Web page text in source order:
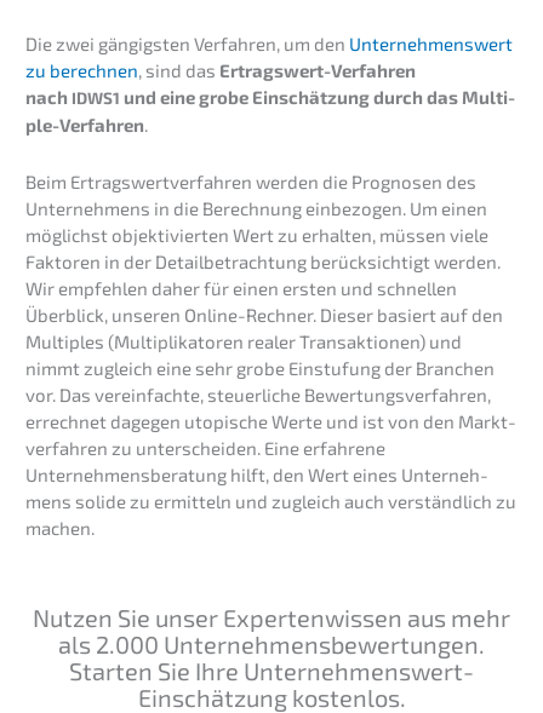
Die zwei gängigs­ten Verfah­ren, um den Unter­neh­mens­wert
zu berech­nen, sind das Ertrags­wert-Verfah­ren
nach IDWS1 und eine grobe Einschät­zung durch das Multi­
ple-Verfah­ren.
Beim Ertrags­wert­ver­fah­ren werden die Progno­sen des
Unter­neh­mens in die Berech­nung einbe­zo­gen. Um einen
möglichst objek­ti­vier­ten Wert zu erhal­ten, müssen viele
Fakto­ren in der Detail­be­trach­tung berück­sich­tigt werden.
Wir empfeh­len daher für einen ersten und schnel­len
Überblick, unseren Online-Rechner. Dieser basiert auf den
Multi­ples (Multi­pli­ka­to­ren realer Trans­ak­tio­nen) und
nimmt zugleich eine sehr grobe Einstu­fung der Branchen
vor. Das verein­fach­te, steuer­li­che Bewer­tungs­ver­fah­ren,
errech­net dagegen utopi­sche Werte und ist von den Markt­
ver­fah­ren zu unter­schei­den. Eine erfah­re­ne
Unternehmens­beratung hilft, den Wert eines Unter­neh­
mens solide zu ermit­teln und zugleich auch verständ­lich zu
machen.
Nutzen Sie unser Exper­ten­wis­sen aus mehr
als 2.000 Unter­neh­mens­be­wer­tun­gen.
Starten Sie Ihre Unter­neh­mens­wert-
Einschät­zung kostenlos.